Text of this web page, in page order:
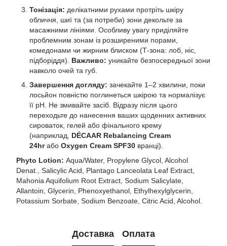
Тонізація: делікатними рухами протріть шкіру
обличчя, шиї та (за потреби) зони декольте за
масажними лініями. Особливу увагу приділяйте
проблемним зонам із розширеними порами,
комедонами чи жирним блиском (Т-зона: лоб, ніс,
підборіддя). Важливо: уникайте безпосередньої зони
навколо очей та губ.
Завершення догляду: зачекайте 1–2 хвилини, поки
лосьйон повністю поглинеться шкірою та нормалізує
її pH. Не змивайте засіб. Відразу після цього
переходьте до нанесення ваших щоденних активних
сироваток, гелей або фінального крему
(наприклад, DÉCAAR Rebalancing Cream
24hrабо Oxygen Cream SPF30 вранці).
Phyto Lotion: Aqua/Water, Propylene Glycol, Alcohol
Denat., Salicylic Acid, Plantago Lanceolata Leaf Extract,
Mahonia Aquifolium Root Extract, Sodium Salicylate,
Allantoin, Glycerin, Phenoxyethanol, Ethylhexylglycerin,
Potassium Sorbate, Sodium Benzoate, Citric Acid, Alcohol.
Доставка Оплата